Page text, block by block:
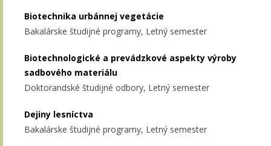
Biotechnika urbánnej vegetácie
Bakalárske študijné programy, Letný semester
Biotechnologické a prevádzkové aspekty výroby
sadbového materiálu
Doktorandské študijné odbory, Letný semester
Dejiny lesníctva
Bakalárske študijné programy, Letný semester